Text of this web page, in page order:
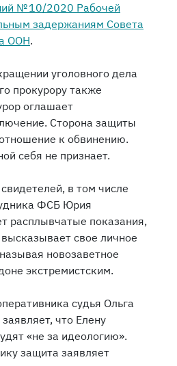
№ 10/2020 Рабочей
задержаниям Совета
ООН.
уголовного дела
прокурору также
оглашает
Сторона защиты
к обвинению.
себя не признает.
в том числе
ФСБ Юрия
расплывчатые показания,
свое личное
новозаветное
экстремистским.
судья Ольга
что Елену
«не за идеологию».
защита заявляет